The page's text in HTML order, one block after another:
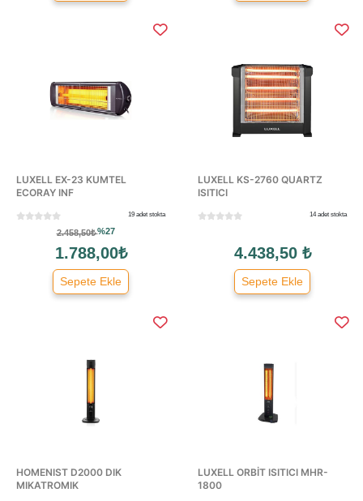
LUXELL EX-23 KUMTEL
ECORAY INF
19 adet stokta
2.458,50₺%27
1.788,00₺
Sepete Ekle
LUXELL KS-2760 QUARTZ
ISITICI
14 adet stokta
4.438,50 ₺
Sepete Ekle
HOMENIST D2000 DIK
MIKATROMIK
LUXELL ORBİT ISITICI MHR-
1800